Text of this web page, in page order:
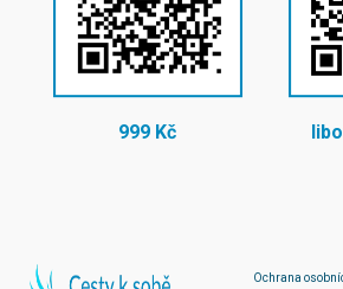
999 Kč
Ochrana